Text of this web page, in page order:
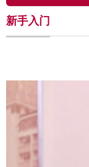
新手入门